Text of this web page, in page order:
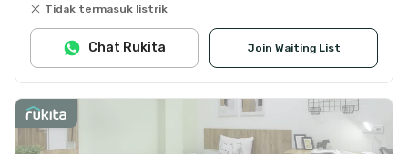
Tidak termasuk listrik
Join Waiting List
Chat Rukita